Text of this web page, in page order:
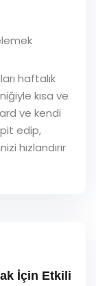
haftalık
kısa ve
ve kendi
edip,
hızlandırır
İçin Etkili